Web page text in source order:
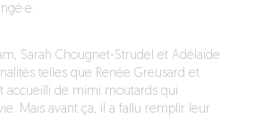
Sarah Chougnet-Strudel et Adélaïde
telles que Renée Greusard et
accueilli de mimi moutards qui
Mais avant ça, il a fallu remplir leur